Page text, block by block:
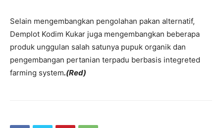
Selain mengembangkan pengolahan pakan alternatif,
Demplot Kodim Kukar juga mengembangkan beberapa
produk unggulan salah satunya pupuk organik dan
pengembangan pertanian terpadu berbasis integreted
farming system.(Red)